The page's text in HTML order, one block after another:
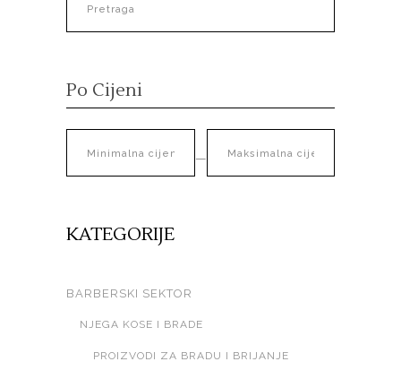
Po Cijeni
—
KATEGORIJE
BARBERSKI SEKTOR
NJEGA KOSE I BRADE
PROIZVODI ZA BRADU I BRIJANJE